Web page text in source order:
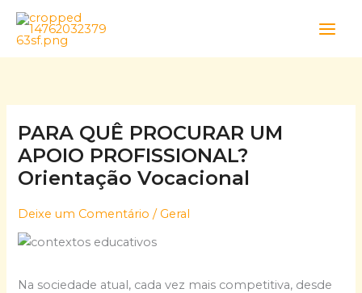
Skip
content
PARA QUÊ PROCURAR UM
APOIO PROFISSIONAL?
Orientação Vocacional
Deixe um Comentário / Geral
Na sociedade atual, cada vez mais competitiva, desde